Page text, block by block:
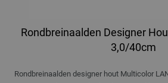
Rondbreinaalden Designer
3,0/40cm
Rondbreinaalden designer hout Multicolor